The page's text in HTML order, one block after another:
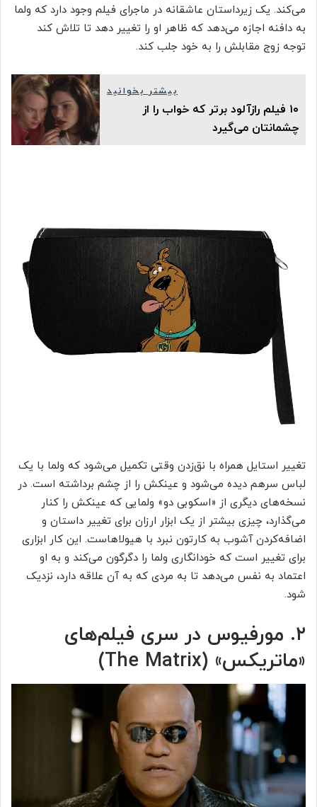
می‌کند. یک زیرداستان عاشقانه‌ در ماجرای فیلم وجود دارد که ولما
به دافنه اجازه می‌دهد که ظاهر او را تغییر دهد تا تلاش کند
توجه زوج مقابلش را به خود جلب کند.
بیشتر بخوانید
۱۰ فیلم رازآلود برتر که خواب را از
چشمانتان می‌گیرد
تغییر استایل همراه با نق‌زدن وقتی تکمیل می‌شود که ولما با یک
لباس سرهم دیده می‌شود و عینکش را از چشم برداشته است. در
نسخه‌های دیگری از «اسکوبی دو» ولمایی که عینکش را کنار
می‌گذارد، چیزی بیشتر از یک ابزار ارزان برای تغییر داستان و
اضافه‌کردن آشوب به کارتون نبرد با هیولاهاست. این کار ابزاری
برای تغییر است که خودانگاری ولما را دگرگون می‌‌کند و به او
اعتماد به نفس می‌دهد تا به مردی که به آن علاقه دارد، نزدیک
شود.
۲. مورفیوس در سری فیلم‌های
«ماتریکس» (The Matrix
)